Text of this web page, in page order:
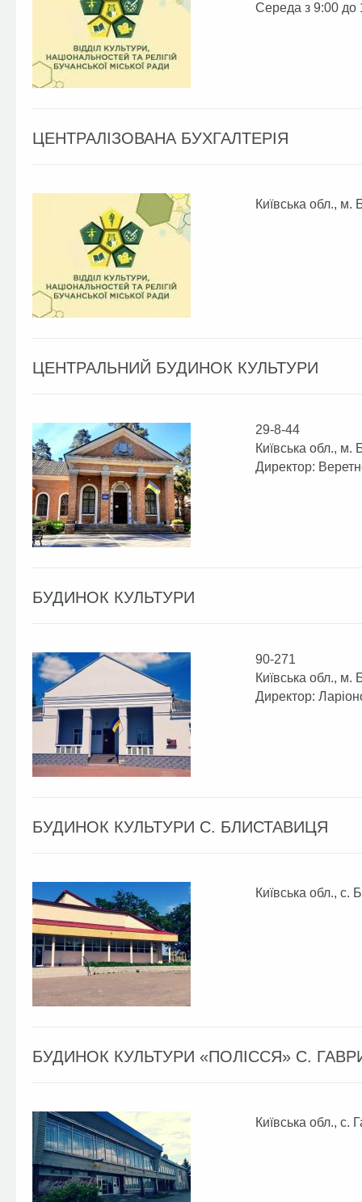
Середа з 9:00 до
ЦЕНТРАЛІЗОВАНА БУХГАЛТЕРІЯ
Київська обл., м.
ЦЕНТРАЛЬНИЙ БУДИНОК КУЛЬТУРИ
29-8-44
Київська обл., м.
Директор:
БУДИНОК КУЛЬТУРИ
90-271
Київська обл., м.
Директор:
БУДИНОК КУЛЬТУРИ С. БЛИСТАВИЦЯ
Київська обл., с.
БУДИНОК КУЛЬТУРИ «ПОЛІССЯ» С.
Київська обл., с.